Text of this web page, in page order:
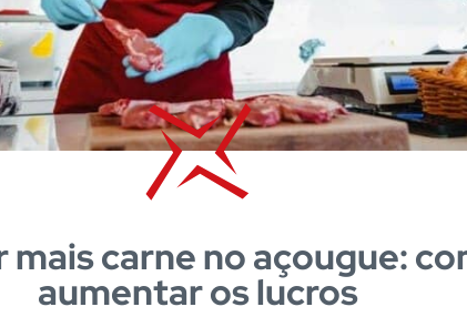
mais carne no açougue:
aumentar os lucros